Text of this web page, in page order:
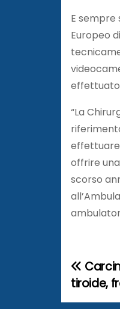
E
Europeo
effettuato
“La
effettuare
offrire
scorso
N
a
tiroide,